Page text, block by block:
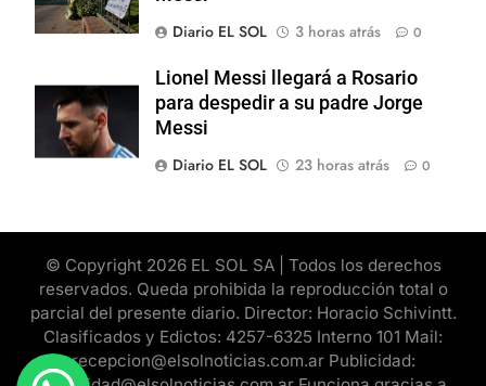
Diario EL SOL
3 horas atrás 0
Lionel Messi llegará a Rosario
para despedir a su padre Jorge
Messi
Diario EL SOL
23 horas atrás 0
© Copyright 2026 EL SOL SA | Todos los derechos
reservados. Queda prohibida la reproducción total o
parcial del presente diario. Director: Horacio Schivintt.
Clasificados y Edictos: 4257-6325 Interno 101 Mail:
recepcion@elsolnoticias.com.ar Publicidad: